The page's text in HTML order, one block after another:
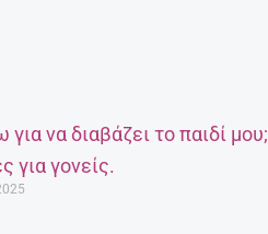
για να διαβάζει το παιδί μου;
για γονείς.